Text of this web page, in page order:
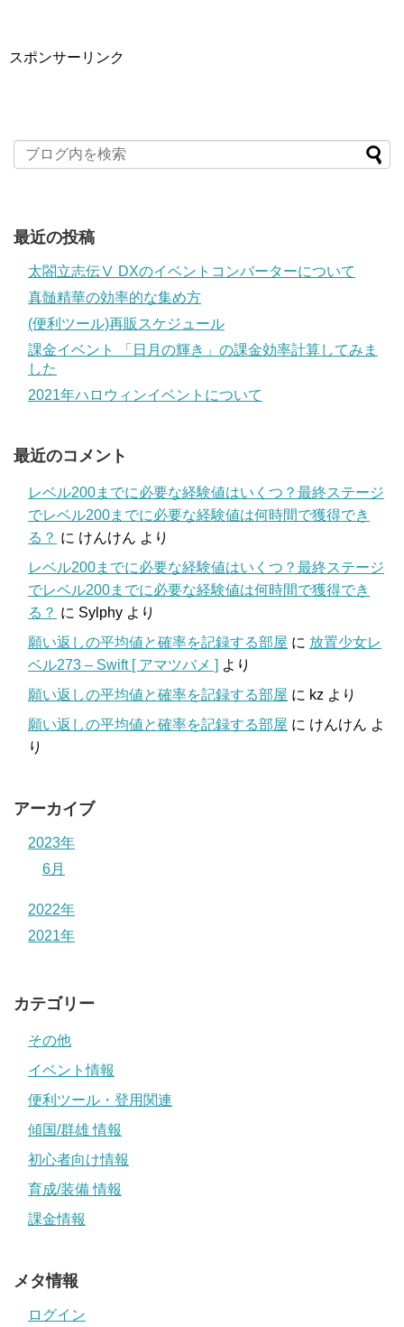
スポンサーリンク
最近の投稿
太閤立志伝Ⅴ DXのイベントコンバーターについて
真髄精華の効率的な集め方
(便利ツール)再販スケジュール
課金イベント 「日月の輝き」の課金効率計算してみま
した
2021年ハロウィンイベントについて
最近のコメント
レベル200までに必要な経験値はいくつ？最終ステージ
でレベル200までに必要な経験値は何時間で獲得でき
る？ に けんけん より
レベル200までに必要な経験値はいくつ？最終ステージ
でレベル200までに必要な経験値は何時間で獲得でき
る？ に Sylphy より
願い返しの平均値と確率を記録する部屋 に 放置少女レ
ベル273 – Swift [ アマツバメ ] より
願い返しの平均値と確率を記録する部屋 に kz より
願い返しの平均値と確率を記録する部屋 に けんけん よ
り
アーカイブ
2023年
6月
2022年
2021年
カテゴリー
その他
イベント情報
便利ツール・登用関連
傾国/群雄 情報
初心者向け情報
育成/装備 情報
課金情報
メタ情報
ログイン